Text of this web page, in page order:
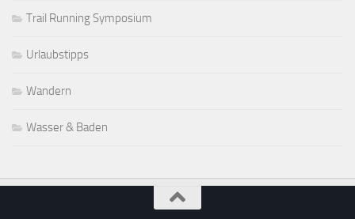
Trail Running Symposium
Urlaubstipps
Wandern
Wasser & Baden